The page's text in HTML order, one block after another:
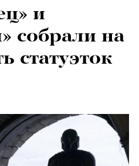
и
собрали на
статуэток